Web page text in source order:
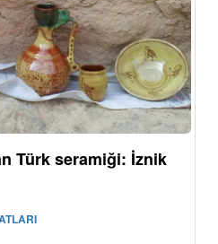
Türk seramiği: İznik